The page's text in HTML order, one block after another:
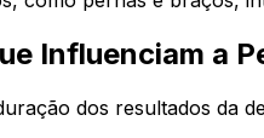
Influenciam a
dos resultados da